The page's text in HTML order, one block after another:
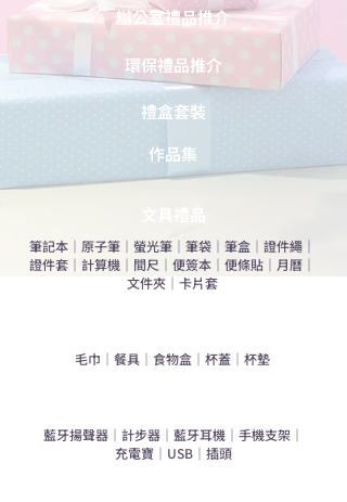
辦公室禮品推介
環保禮品推介
禮盒套裝
作品集
​文具禮品
筆記本 ｜ 原子筆 ｜ 螢光筆 ｜ 筆袋 ｜ 筆盒 ｜ 證件繩 ｜
證件套 ｜ 計算機 ｜ 間尺 ｜ 便簽本 ｜ 便條貼 ｜ 月曆 ｜
文件夾 ｜ 卡片套
​毛巾 ｜ 餐具 ｜ 食物盒 ｜ 杯蓋 ｜ 杯墊
​藍牙揚聲器 ｜ 計步器 ｜ 藍牙耳機 ｜ 手機支架 ｜
充電寶 ｜ USB ｜ 插頭